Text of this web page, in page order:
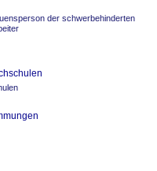
der schwerbehinderten